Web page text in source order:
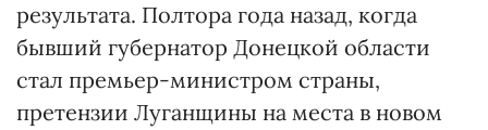
результата. Полтора года назад, когда
бывший губернатор Донецкой области
стал премьер-министром страны,
претензии Луганщины на места в новом